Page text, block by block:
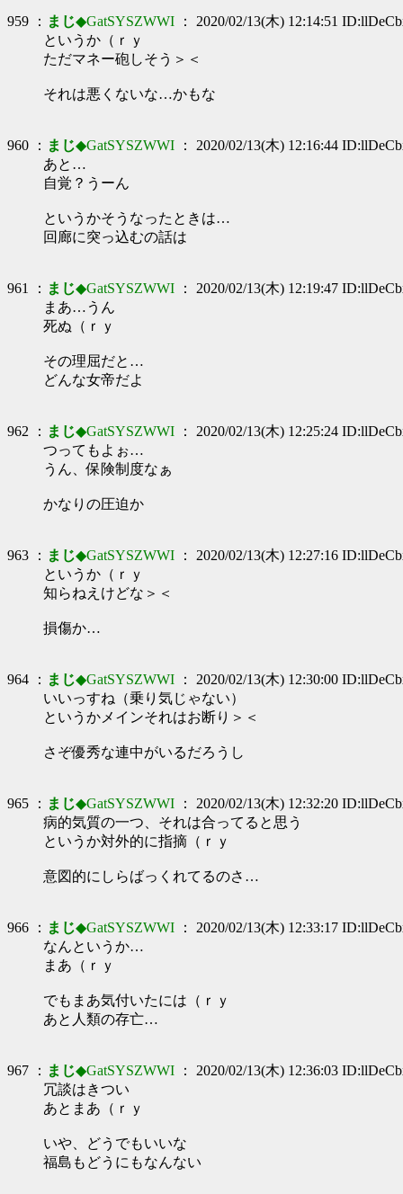
959 ： まじ◆GatSYSZWWI ： 2020/02/13(木) 12:14:51
というか（ｒｙ
ただマネー砲しそう＞＜
それは悪くないな…かもな
960 ： まじ◆GatSYSZWWI ： 2020/02/13(木) 12:16:44
あと…
自覚？うーん
というかそうなったときは…
回廊に突っ込むの話は
961 ： まじ◆GatSYSZWWI ： 2020/02/13(木) 12:19:47
まあ…うん
死ぬ（ｒｙ
その理屈だと…
どんな女帝だよ
962 ： まじ◆GatSYSZWWI ： 2020/02/13(木) 12:25:24
つってもよぉ…
うん、保険制度なぁ
かなりの圧迫か
963 ： まじ◆GatSYSZWWI ： 2020/02/13(木) 12:27:16
というか（ｒｙ
知らねえけどな＞＜
損傷か…
964 ： まじ◆GatSYSZWWI ： 2020/02/13(木) 12:30:00
いいっすね（乗り気じゃない）
というかメインそれはお断り＞＜
さぞ優秀な連中がいるだろうし
965 ： まじ◆GatSYSZWWI ： 2020/02/13(木) 12:32:20
病的気質の一つ、それは合ってると思う
というか対外的に指摘（ｒｙ
意図的にしらばっくれてるのさ…
966 ： まじ◆GatSYSZWWI ： 2020/02/13(木) 12:33:17
なんというか…
まあ（ｒｙ
でもまあ気付いたには（ｒｙ
あと人類の存亡…
967 ： まじ◆GatSYSZWWI ： 2020/02/13(木) 12:36:03
冗談はきつい
あとまあ（ｒｙ
いや、どうでもいいな
福島もどうにもなんない